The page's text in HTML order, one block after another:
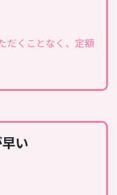
だくことなく、定額
い